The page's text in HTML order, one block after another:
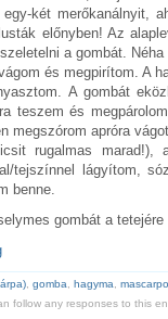
két merőkanálnyit,
előnyben! Az
a gombát.
és megpirítom. A
A gombát
teszem és
megszórom apróra
rugalmas marad!),
tejszínnel lágyítom,
benne.
gombát a tetejére
gomba hagyma
follow any responses to this